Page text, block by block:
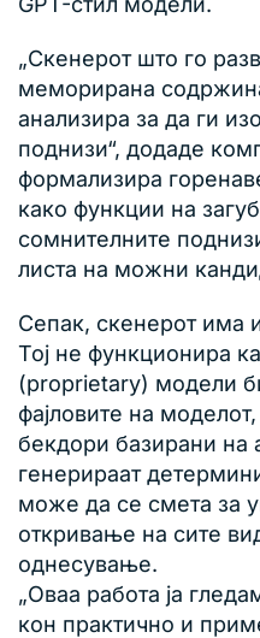
„Скенерот што го
меморирана
анализира за да ги
поднизи“, додаде
формализира
како функции на
сомнителните
листа на можни
Сепак, скенерот има
Тој не функционира
(proprietary) модели
фајловите на
бекдори базирани на
генерираат
може да се смета за
откривање на сите
однесување.
„Оваа работа ја
кон практично и